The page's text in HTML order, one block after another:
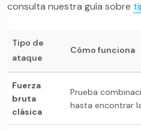
consulta nuestra guía sobre
Tipo de
ataque
Cómo funciona
Fuerza
bruta
clásica
Prueba
hasta encontrar